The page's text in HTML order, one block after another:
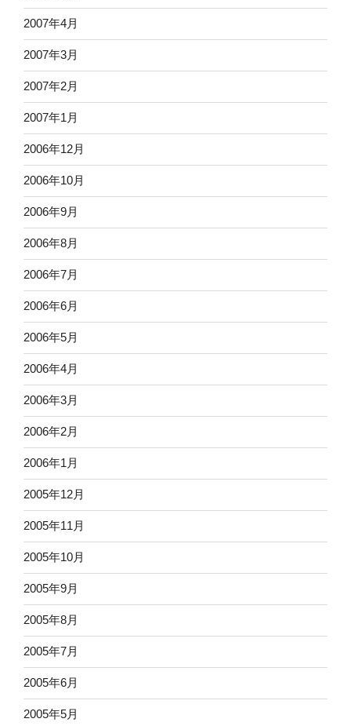
2007年4月
2007年3月
2007年2月
2007年1月
2006年12月
2006年10月
2006年9月
2006年8月
2006年7月
2006年6月
2006年5月
2006年4月
2006年3月
2006年2月
2006年1月
2005年12月
2005年11月
2005年10月
2005年9月
2005年8月
2005年7月
2005年6月
2005年5月